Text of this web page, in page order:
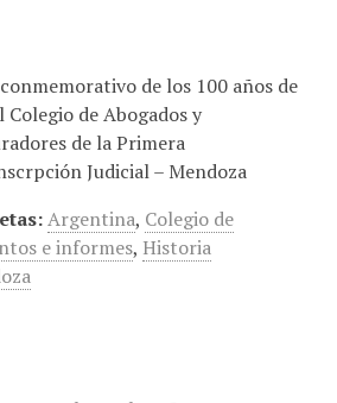
de los 100 años de
Colegio de Abogados y
de la Primera
Judicial – Mendoza
Argentina, Colegio de
e informes, Historia